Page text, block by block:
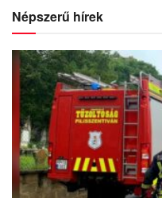
Népszerű hírek